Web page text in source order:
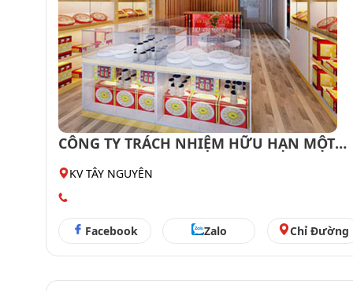
CÔNG TY TRÁCH NHIỆM HỮU HẠN MỘT
THÀNH VIÊN KHÔI NGUYÊN PHARMA
KV TÂY NGUYÊN
Facebook Zalo Chỉ Đường